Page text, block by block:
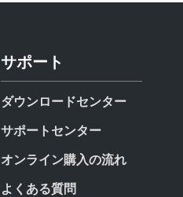
サポート
ダウンロードセンター
サポートセンター
オンライン購入の流れ
よくある質問